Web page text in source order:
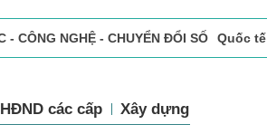
- CÔNG NGHỆ - CHUYỂN ĐỔI SỐ Quốc tế
HĐND các cấp Xây dựng Đảng